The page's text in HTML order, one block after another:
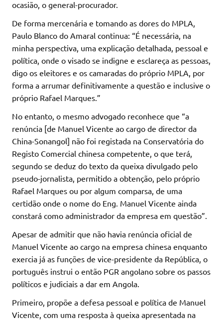
ocasião, o general-procurador.
De forma mercenária e tomando as dores do MPLA,
Paulo Blanco do Amaral continua: “É necessária, na
minha perspectiva, uma explicação detalhada, pessoal e
política, onde o visado se indigne e esclareça as pessoas,
digo os eleitores e os camaradas do próprio MPLA, por
forma a arrumar definitivamente a questão e inclusive o
próprio Rafael Marques.”
No entanto, o mesmo advogado reconhece que “a
renúncia [de Manuel Vicente ao cargo de director da
China-Sonangol] não foi registada na Conservatória do
Registo Comercial chinesa competente, o que terá,
segundo se deduz do texto da queixa divulgado pelo
pseudo-jornalista, permitido a obtenção, pelo próprio
Rafael Marques ou por algum comparsa, de uma
certidão onde o nome do Eng. Manuel Vicente ainda
constará como administrador da empresa em questão”.
Apesar de admitir que não havia renúncia oficial de
Manuel Vicente ao cargo na empresa chinesa enquanto
exercia já as funções de vice-presidente da República, o
português instrui o então PGR angolano sobre os passos
políticos e judiciais a dar em Angola.
Primeiro, propõe a defesa pessoal e política de Manuel
Vicente, com uma resposta à queixa apresentada na